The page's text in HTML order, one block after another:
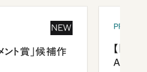
NEW
ト賞」候補作
【「新